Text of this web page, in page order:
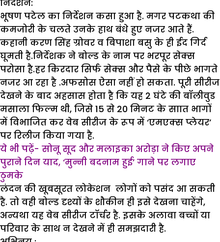
निर्देशन:
भूषण पटेल का निर्देशन कसा हुआ है. मगर पटकथा की
कमजोरी के चलते उनके हाथ बंधे हुए नजर आते हैं.
कहानी करण सिंह ग्रोवर व बिपाशा बसु के ही ईद गिर्द
घूमती है.निर्देशक ने बोल्ड के नाम पर भरपूर सेक्स
परोसा है.हर किरदार सिर्फ सेक्स और पैसे के पीछे भागते
नजर आ रहा है .अफसोस ऐसा नहीं हो सकता. पूरी सीरीज
देखने के बाद अहसास होता है कि यह 2 घंटे की बॉलीवुड
मसाला फिल्म थी, जिसे 15 से 20 मिनट के साात भागों
में विभाजित कर वेब सीरीज के रूप में ‘एमएक्स प्लेयर’
पर रिलीज किया गया है.
ये भी पढ़ें- सोनू सूद और मलाइका अरोड़ा ने किए अपने
पुराने दिन याद, ‘मुन्नी बदनाम हुई’ गाने पर लगाए
ठुमके
लंदन की खूबसूरत लोकेशन लोगों को पसंद आ सकती
है. तो वही बोल्ड दृश्यों के शौकीन ही इसे देखना चाहेंगे,
अन्यथा यह वेब सीरीज टॉर्चर है. इसके अलावा बच्चों या
परिवार के साथ न देखने में ही समझदारी है.